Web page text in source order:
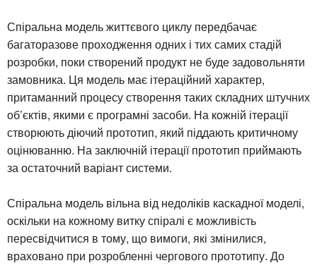
Спіральна модель життєвого циклу передбачає
багаторазове проходження одних і тих самих стадій
розробки, поки створений продукт не буде задовольняти
замовника. Ця модель має ітераційний характер,
притаманний процесу створення таких складних штучних
об’єктів, якими є програмні засоби. На кожній ітерації
створюють діючий прототип, який піддають критичному
оцінюванню. На заключній ітерації прототип приймають
за остаточний варіант системи.
Спіральна модель вільна від недоліків каскадної моделі,
оскільки на кожному витку спіралі є можливість
пересвідчитися в тому, що вимоги, які змінилися,
враховано при розробленні чергового прототипу. До